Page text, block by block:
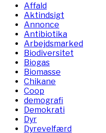
Affald
Aktindsigt
Annonce
Antibiotika
Arbejdsmarked
Biodiversitet
Biogas
Biomasse
Chikane
Coop
demografi
Demokrati
Dyr
Dyrevelfærd